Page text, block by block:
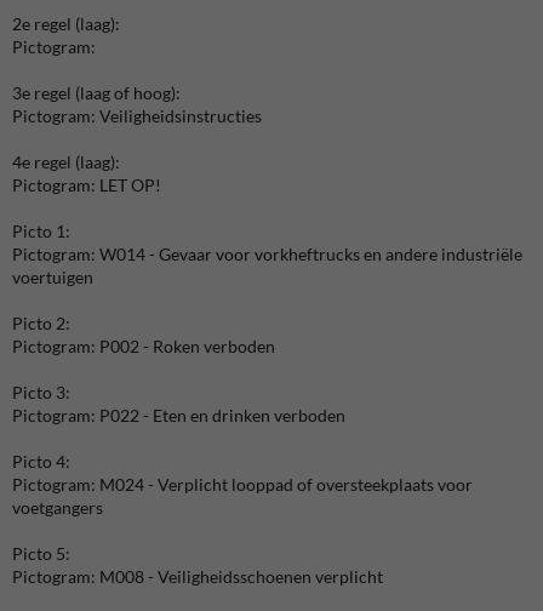
2e regel (laag):
Pictogram:
3e regel (laag of hoog):
Pictogram: Veiligheidsinstructies
4e regel (laag):
Pictogram: LET OP!
Picto 1:
Pictogram: W014 - Gevaar voor vorkheftrucks en andere industriële
voertuigen
Picto 2:
Pictogram: P002 - Roken verboden
Picto 3:
Pictogram: P022 - Eten en drinken verboden
Picto 4:
Pictogram: M024 - Verplicht looppad of oversteekplaats voor
voetgangers
Picto 5:
Pictogram: M008 - Veiligheidsschoenen verplicht